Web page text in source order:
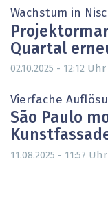
Wachstum in
Quartal
02.10.2025 - 12:12 Uhr
Vierfache
São Paulo
11.08.2025 - 11:57 Uhr